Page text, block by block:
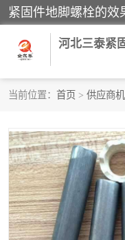
河北三泰紧
当前位置： 首页 > 供应商机
焊钉
螺栓
高强度